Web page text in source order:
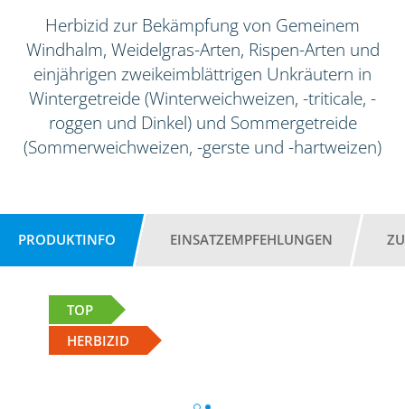
Herbizid zur Bekämpfung von Gemeinem
Windhalm, Weidelgras-Arten, Rispen-Arten und
einjährigen zweikeimblättrigen Unkräutern in
Wintergetreide (Winterweichweizen, -triticale, -
roggen und Dinkel) und Sommergetreide
(Sommerweichweizen, -gerste und -hartweizen)
PRODUKTINFO EINSATZEMPFEHLUNGEN
TOP
HERBIZID